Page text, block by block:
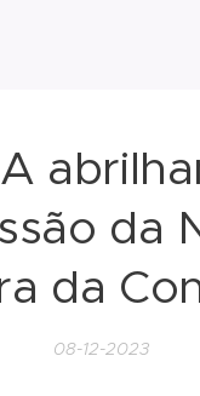
da
da
08-12-2023